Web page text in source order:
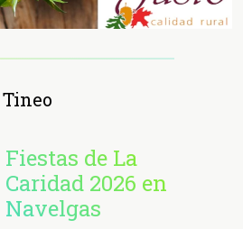
Fiestas de La
Caridad 2026 en
Navelgas